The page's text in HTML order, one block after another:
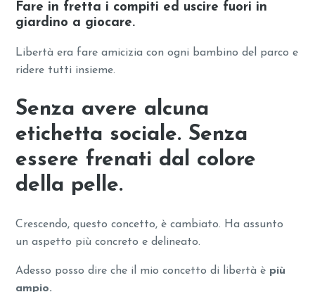
Fare in fretta i compiti ed uscire fuori in
giardino a giocare.
Libertà era fare amicizia con ogni bambino del parco e
ridere tutti insieme.
Senza avere alcuna
etichetta sociale. Senza
essere frenati dal colore
della pelle.
Crescendo, questo concetto, è cambiato. Ha assunto
un aspetto più concreto e delineato.
Adesso posso dire che il mio concetto di libertà è più
ampio.